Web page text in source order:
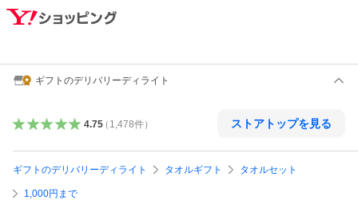
ギフトのデリバリーディライト
4.75（ 1,478件） ストアトップを見る
ギフトのデリバリーディライト タオルギフト タオルセット
1,000円まで